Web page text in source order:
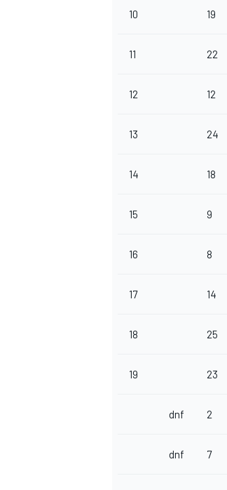
RALLY
10 19
11 22
12 12
13 24
14 18
15 9
16 8
17 14
18 25
19 23
dnf 2
dnf 7